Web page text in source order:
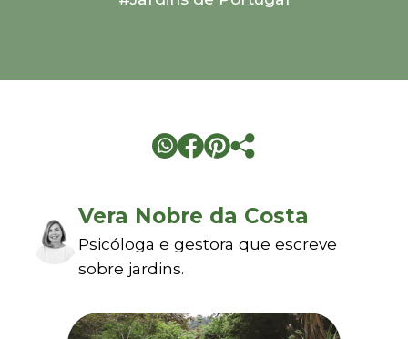
Vera Nobre da Costa
Psicóloga e gestora que escreve
sobre jardins.